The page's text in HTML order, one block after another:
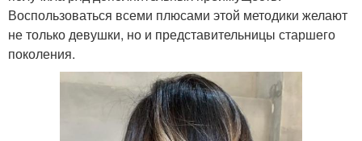
Воспользоваться всеми плюсами этой методики желают
не только девушки, но и представительницы старшего
поколения.